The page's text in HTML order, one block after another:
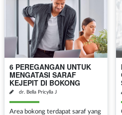
6 PEREGANGAN UNTUK
MENGATASI SARAF
KEJEPIT DI BOKONG
dr. Bella Pricylla J
Area bokong terdapat saraf yang